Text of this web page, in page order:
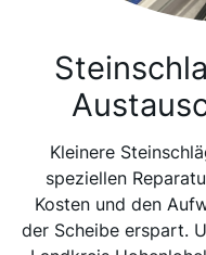
Kleinere
speziellen
Kosten und den
der Scheibe erspart.